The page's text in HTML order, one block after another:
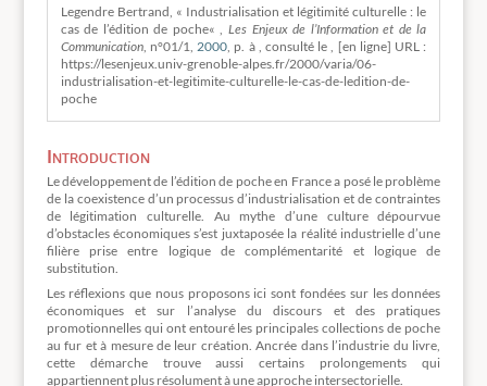
Legendre Bertrand, « Industrialisation et légitimité culturelle : le
cas de l’édition de poche« , Les Enjeux de l’Information et de la
Communication, n°01/1,2000, p. à , consulté le, [en ligne] URL :
https://lesenjeux.univ-grenoble-alpes.fr/2000/varia/06-
industrialisation-et-legitimite-culturelle-le-cas-de-ledition-de-
poche
Introduction
Le développement de l’édition de poche en France a posé le problème
de la coexistence d’un processus d’industrialisation et de contraintes
de légitimation culturelle. Au mythe d’une culture dépourvue
d’obstacles économiques s’est juxtaposée la réalité industrielle d’une
filière prise entre logique de complémentarité et logique de
substitution.
Les réflexions que nous proposons ici sont fondées sur les données
économiques et sur l’analyse du discours et des pratiques
promotionnelles qui ont entouré les principales collections de poche
au fur et à mesure de leur création. Ancrée dans l’industrie du livre,
cette démarche trouve aussi certains prolongements qui
appartiennent plus résolument à une approche intersectorielle.